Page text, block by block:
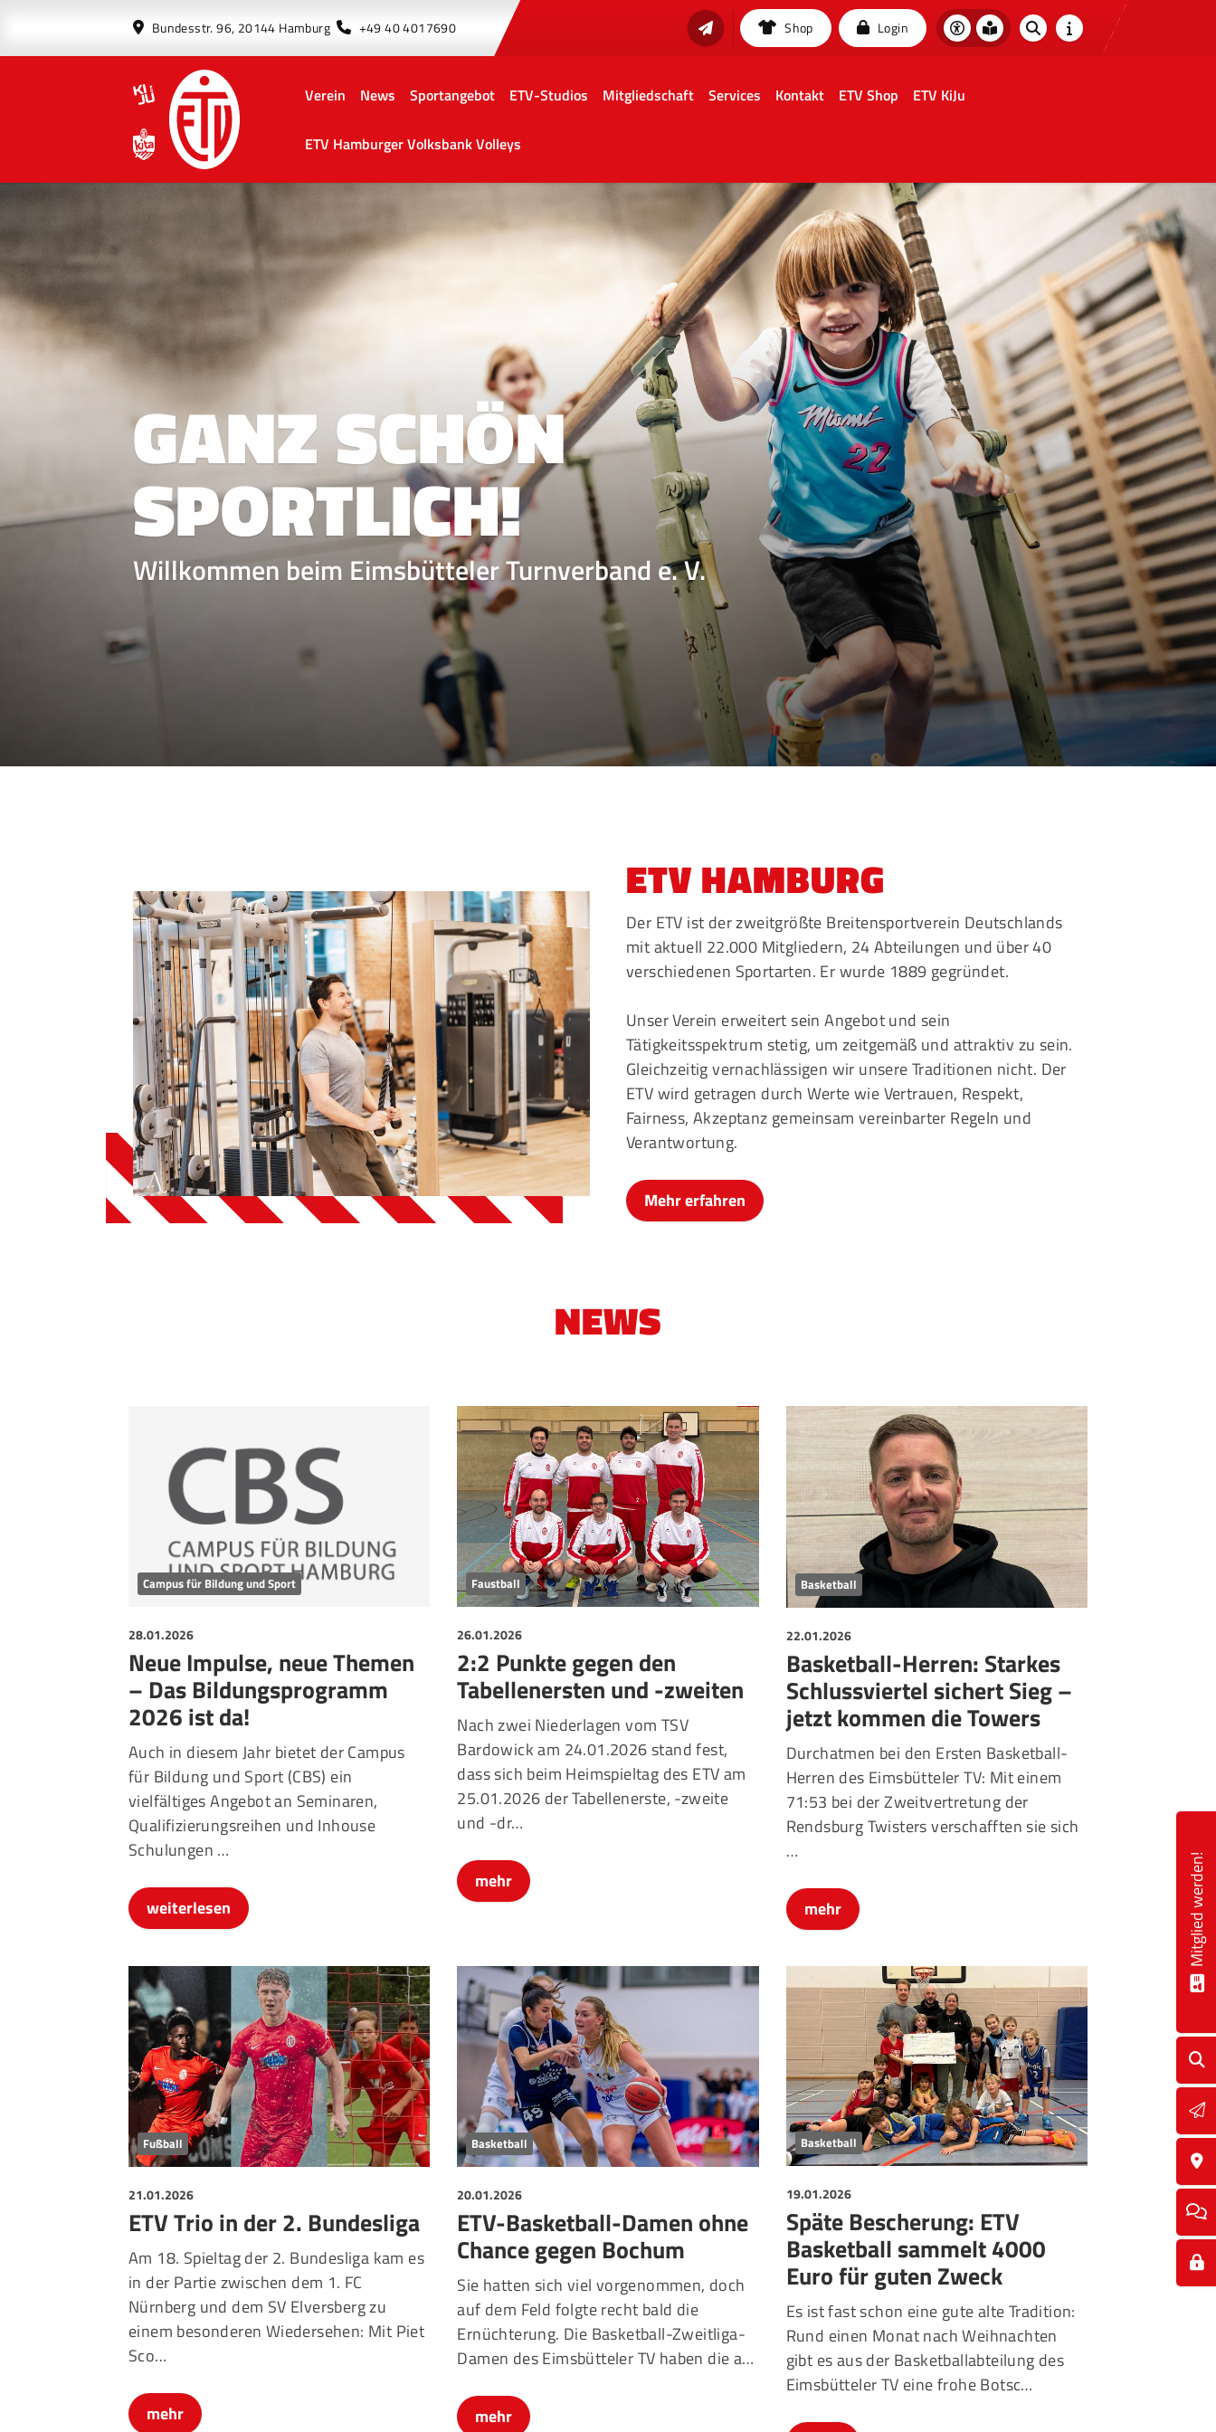
Bundesstr. 96, 20144 Hamburg +49 40 4017690 Shop Login
Verein News Sportangebot ETV-Studios Mitgliedschaft Services Kontakt ETV Shop ETV KiJu
ETV Hamburger Volksbank Volleys
GANZ SCHÖN
SPORTLICH!
Willkommen beim Eimsbütteler Turnverband e. V.
ETV HAMBURG
Der ETV ist der zweitgrößte Breitensportverein Deutschlands
mit aktuell 22.000 Mitgliedern, 24 Abteilungen und über 40
verschiedenen Sportarten. Er wurde 1889 gegründet.
Unser Verein erweitert sein Angebot und sein
Tätigkeitsspektrum stetig, um zeitgemäß und attraktiv zu sein.
Gleichzeitig vernachlässigen wir unsere Traditionen nicht. Der
ETV wird getragen durch Werte wie Vertrauen, Respekt,
Fairness, Akzeptanz gemeinsam vereinbarter Regeln und
Verantwortung.
Mehr erfahren
NEWS
Campus für Bildung und Sport
28.01.2026
Neue Impulse, neue Themen
– Das Bildungsprogramm
2026 ist da!
Auch in diesem Jahr bietet der Campus
für Bildung und Sport (CBS) ein
vielfältiges Angebot an Seminaren,
Qualifizierungsreihen und Inhouse
Schulungen …
weiterlesen
Faustball
26.01.2026
2:2 Punkte gegen den
Tabellenersten und -zweiten
Nach zwei Niederlagen vom TSV
Bardowick am 24.01.2026 stand fest,
dass sich beim Heimspieltag des ETV am
25.01.2026 der Tabellenerste, -zweite
und -dr…
mehr
Basketball
22.01.2026
Basketball-Herren: Starkes
Schlussviertel sichert Sieg –
jetzt kommen die Towers
Durchatmen bei den Ersten Basketball-
Herren des Eimsbütteler TV: Mit einem
71:53 bei der Zweitvertretung der
Rendsburg Twisters verschafften sie sich
…
mehr
Fußball
21.01.2026
ETV Trio in der 2. Bundesliga
Am 18. Spieltag der 2. Bundesliga kam es
in der Partie zwischen dem 1. FC
Nürnberg und dem SV Elversberg zu
einem besonderen Wiedersehen: Mit Piet
Sco…
mehr
Basketball
20.01.2026
ETV-Basketball-Damen ohne
Chance gegen Bochum
Sie hatten sich viel vorgenommen, doch
auf dem Feld folgte recht bald die
Ernüchterung. Die Basketball-Zweitliga-
Damen des Eimsbütteler TV haben die a…
mehr
Basketball
19.01.2026
Späte Bescherung: ETV
Basketball sammelt 4000
Euro für guten Zweck
Es ist fast schon eine gute alte Tradition:
Rund einen Monat nach Weihnachten
gibt es aus der Basketballabteilung des
Eimsbütteler TV eine frohe Botsc…
Mitglied werden!
Unser Sportangebot
Sportsuche
Ausfälle und Vertretungen
Deutsches Sportabzeichen
Alles zur Mitgliedschaft
Downloads
Termine
Fragen & Antworten
Eimsbütteler Turnverband e. V.
Bundesstr. 96
20144 Hamburg
+49 40 4017690